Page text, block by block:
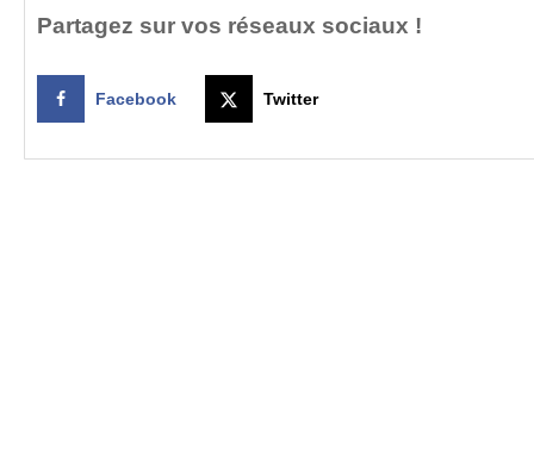
Partagez sur vos réseaux sociaux !
Facebook Twitter